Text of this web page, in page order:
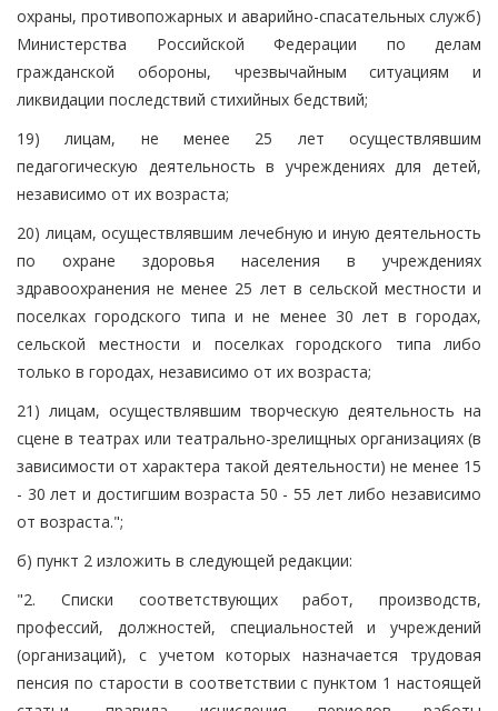
охраны, противопожарных и аварийно-спасательных служб)
Министерства Российской Федерации по делам
гражданской обороны, чрезвычайным ситуациям и
ликвидации последствий стихийных бедствий;
19) лицам, не менее 25 лет осуществлявшим
педагогическую деятельность в учреждениях для детей,
независимо от их возраста;
20) лицам, осуществлявшим лечебную и иную деятельность
по охране здоровья населения в учреждениях
здравоохранения не менее 25 лет в сельской местности и
поселках городского типа и не менее 30 лет в городах,
сельской местности и поселках городского типа либо
только в городах, независимо от их возраста;
21) лицам, осуществлявшим творческую деятельность на
сцене в театрах или театрально-зрелищных организациях (в
зависимости от характера такой деятельности) не менее 15
- 30 лет и достигшим возраста 50 - 55 лет либо независимо
от возраста.";
б) пункт 2 изложить в следующей редакции:
"2. Списки соответствующих работ, производств,
профессий, должностей, специальностей и учреждений
(организаций), с учетом которых назначается трудовая
пенсия по старости в соответствии с пунктом 1 настоящей